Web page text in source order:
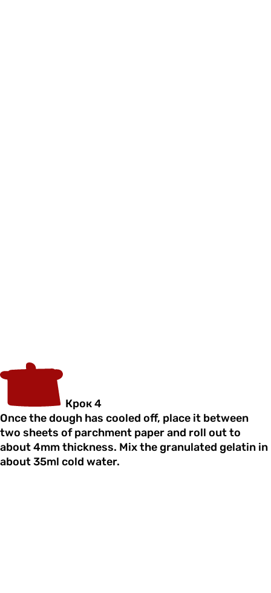
Крок 4
Once the dough has cooled off, place it between
two sheets of parchment paper and roll out to
about 4mm thickness. Mix the granulated gelatin in
about 35ml cold water.